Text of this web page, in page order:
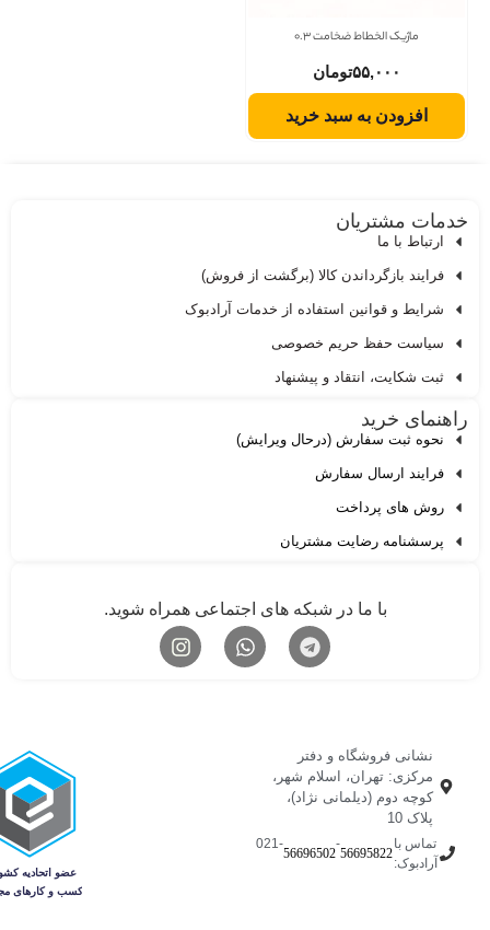
ماژیک الخطاط ضخامت 0.3
۵۵,۰۰۰تومان
افزودن به سبد خرید
خدمات مشتریان
ارتباط با ما
فرایند بازگرداندن کالا (برگشت از فروش)
شرایط و قوانین استفاده از خدمات آرادبوک
سیاست حفظ حریم خصوصی
ثبت شکایت، انتقاد و پیشنهاد
راهنمای خرید
نحوه ثبت سفارش (درحال ویرایش)
فرایند ارسال سفارش
روش های پرداخت
پرسشنامه رضایت مشتریان
با ما در شبکه های اجتماعی همراه شوید.
نشانی فروشگاه و دفتر
مرکزی: تهران، اسلام شهر،
کوچه دوم (دیلمانی نژاد)،
پلاک 10
تماس با
آرادبوک:
56695822
56696502